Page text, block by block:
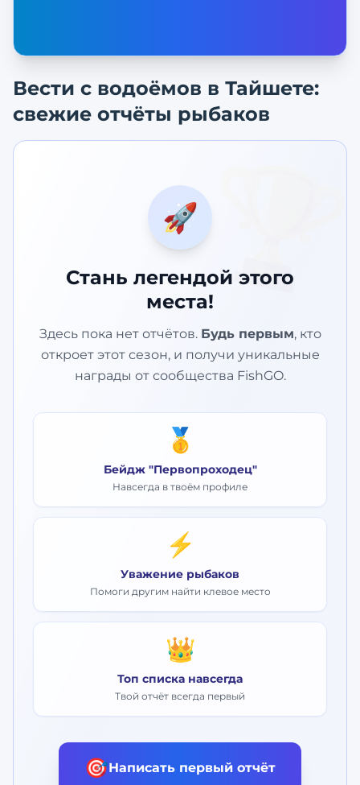
Вести с водоёмов в Тайшете:
свежие отчёты рыбаков
🏆
🚀
Стань легендой этого
места!
Здесь пока нет отчётов. Будь первым, кто
откроет этот сезон, и получи уникальные
награды от сообщества FishGO.
🥇
Бейдж "Первопроходец"
Навсегда в твоём профиле
⚡
Уважение рыбаков
Помоги другим найти клевое место
👑
Топ списка навсегда
Твой отчёт всегда первый
🎯Написать первый отчёт